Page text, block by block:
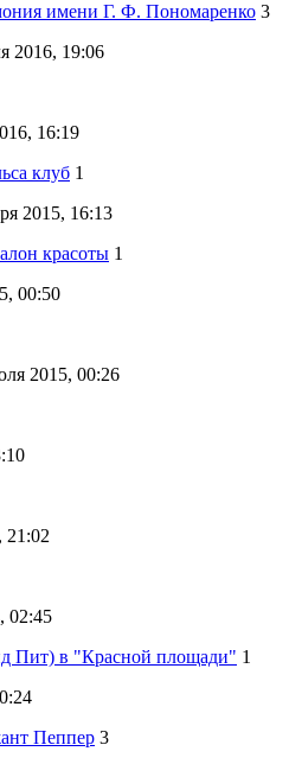
имени Г. Ф. Пономаренко 3
2016, 19:06
16:19
клуб 1
2015, 16:13
красоты 1
00:50
2015, 00:26
21:02
02:45
Пит) в "Красной площади" 1
Пеппер 3